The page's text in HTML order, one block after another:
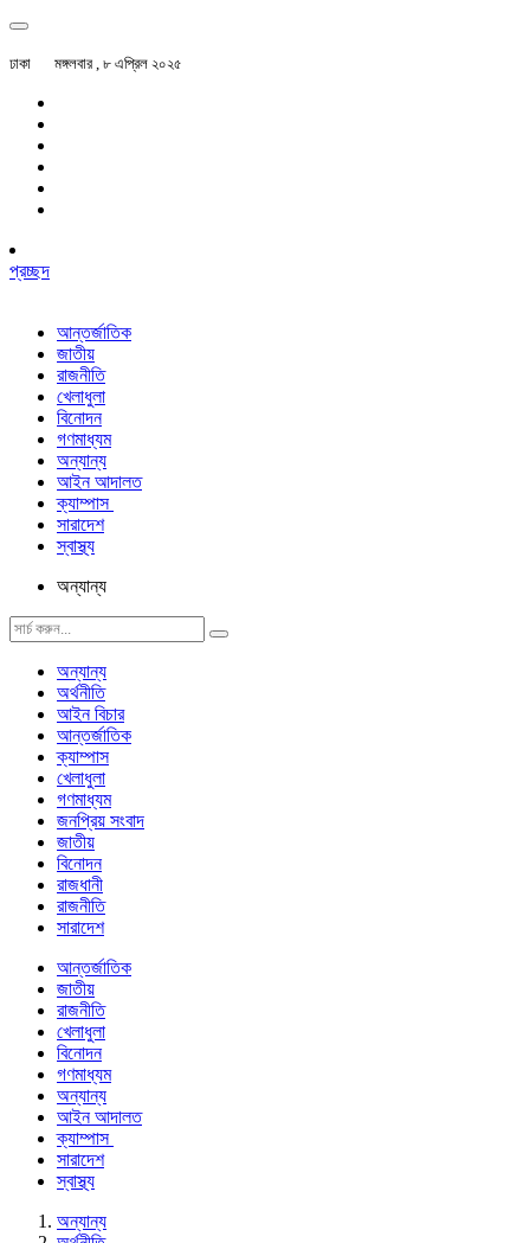
ঢাকা মঙ্গলবার , ৮ এপ্রিল ২০২৫
প্রচ্ছদ
আন্তর্জাতিক
জাতীয়
রাজনীতি
খেলাধুলা
বিনোদন
গণমাধ্যম
অন্যান্য
আইন আদালত
ক্যাম্পাস
সারাদেশ
স্বাস্থ্য
অন্যান্য
অন্যান্য
অর্থনীতি
আইন বিচার
আন্তর্জাতিক
ক্যাম্পাস
খেলাধুলা
গণমাধ্যম
জনপ্রিয় সংবাদ
জাতীয়
বিনোদন
রাজধানী
রাজনীতি
সারাদেশ
আন্তর্জাতিক
জাতীয়
রাজনীতি
খেলাধুলা
বিনোদন
গণমাধ্যম
অন্যান্য
আইন আদালত
ক্যাম্পাস
সারাদেশ
স্বাস্থ্য
অন্যান্য